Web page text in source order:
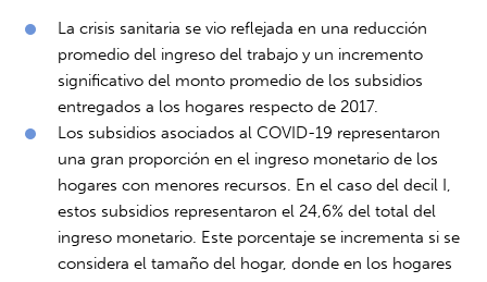
La crisis sanitaria se vio reflejada en una reducción
promedio del ingreso del trabajo y un incremento
significativo del monto promedio de los subsidios
entregados a los hogares respecto de 2017.
Los subsidios asociados al COVID-19 representaron
una gran proporción en el ingreso monetario de los
hogares con menores recursos. En el caso del decil I,
estos subsidios representaron el 24,6% del total del
ingreso monetario. Este porcentaje se incrementa si se
considera el tamaño del hogar, donde en los hogares